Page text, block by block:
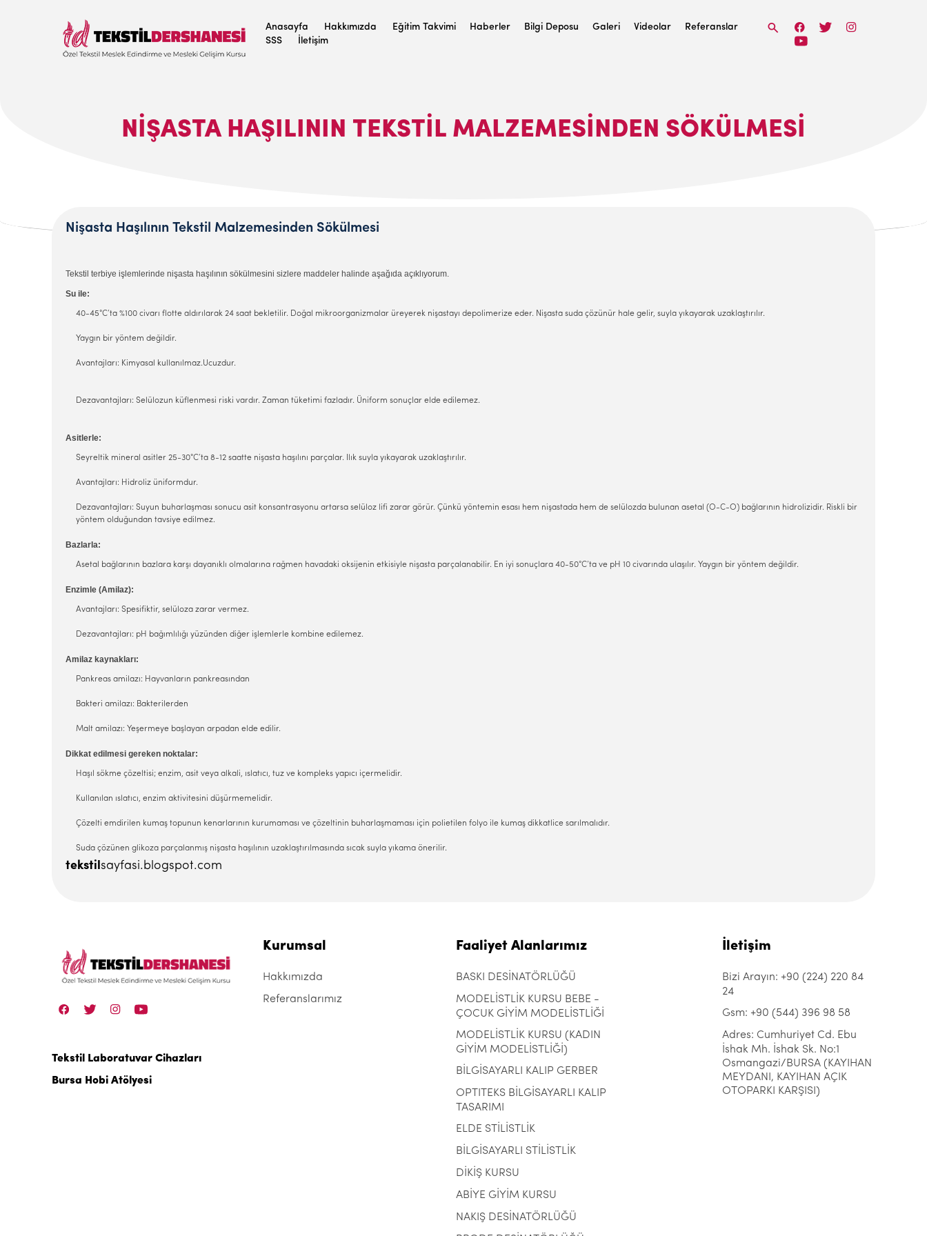
Anasayfa Hakkımızda Eğitim Takvimi Haberler Bilgi Deposu Galeri Videolar
Referanslar
SSS
İletişim
NIŞASTA HAŞILININ TEKSTIL MALZEMESINDEN SÖKÜLMESI
Nişasta Haşılının Tekstil Malzemesinden Sökülmesi
Tekstil terbiye işlemlerinde nişasta haşılının sökülmesini sizlere maddeler halinde aşağıda açıklıyorum.
Su ile:
40-45°C’ta %100 civarı flotte aldırılarak 24 saat bekletilir. Doğal mikroorganizmalar üreyerek nişastayı depolimerize eder. Nişasta suda çözünür hale gelir, suyla yıkayarak uzaklaştırılır.
Yaygın bir yöntem değildir.
Avantajları: Kimyasal kullanılmaz.Ucuzdur.
Dezavantajları: Selülozun küflenmesi riski vardır. Zaman tüketimi fazladır. Üniform sonuçlar elde edilemez.
Asitlerle:
Seyreltik mineral asitler 25-30°C’ta 8-12 saatte nişasta haşılını parçalar. Ilık suyla yıkayarak uzaklaştırılır.
Avantajları: Hidroliz üniformdur.
Dezavantajları: Suyun buharlaşması sonucu asit konsantrasyonu artarsa selüloz lifi zarar görür. Çünkü yöntemin esası hem nişastada hem de selülozda bulunan asetal (O-C-O) bağlarının hidrolizidir. Riskli bir
yöntem olduğundan tavsiye edilmez.
Bazlarla:
Asetal bağlarının bazlara karşı dayanıklı olmalarına rağmen havadaki oksijenin etkisiyle nişasta parçalanabilir. En iyi sonuçlara 40-50°C’ta ve pH 10 civarında ulaşılır. Yaygın bir yöntem değildir.
Enzimle (Amilaz):
Avantajları: Spesifiktir, selüloza zarar vermez.
Dezavantajları: pH bağımlılığı yüzünden diğer işlemlerle kombine edilemez.
Amilaz kaynakları:
Pankreas amilazı: Hayvanların pankreasından
Bakteri amilazı: Bakterilerden
Malt amilazı: Yeşermeye başlayan arpadan elde edilir.
Dikkat edilmesi gereken noktalar:
Haşıl sökme çözeltisi; enzim, asit veya alkali, ıslatıcı, tuz ve kompleks yapıcı içermelidir.
Kullanılan ıslatıcı, enzim aktivitesini düşürmemelidir.
Çözelti emdirilen kumaş topunun kenarlarının kurumaması ve çözeltinin buharlaşmaması için polietilen folyo ile kumaş dikkatlice sarılmalıdır.
Suda çözünen glikoza parçalanmış nişasta haşılının uzaklaştırılmasında sıcak suyla yıkama önerilir.
tekstilsayfasi.blogspot.com
Tekstil Laboratuvar Cihazları
Bursa Hobi Atölyesi
Kurumsal
Hakkımızda
Referanslarımız
Faaliyet Alanlarımız
BASKI DESİNATÖRLÜĞÜ
MODELİSTLİK KURSU BEBE -
ÇOCUK GİYİM MODELİSTLİĞİ
MODELİSTLİK KURSU (KADIN
GİYİM MODELİSTLİĞİ)
BİLGİSAYARLI KALIP GERBER
OPTITEKS BİLGİSAYARLI KALIP
TASARIMI
ELDE STİLİSTLİK
BİLGİSAYARLI STİLİSTLİK
DİKİŞ KURSU
ABİYE GİYİM KURSU
NAKIŞ DESİNATÖRLÜĞÜ
İletişim
Bizi Arayın: +90 (224) 220 84
24
Gsm: +90 (544) 396 98 58
Adres: Cumhuriyet Cd. Ebu
İshak Mh. İshak Sk. No:1
Osmangazi/BURSA (KAYIHAN
MEYDANI, KAYIHAN AÇIK
OTOPARKI KARŞISI)